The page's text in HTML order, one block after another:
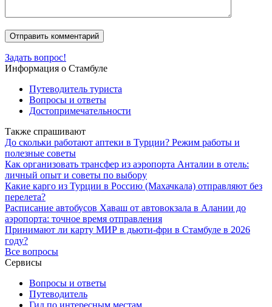
Задать вопрос!
Информация о Стамбуле
Путеводитель туриста
Вопросы и ответы
Достопримечательности
Также спрашивают
До скольки работают аптеки в Турции? Режим работы и
полезные советы
Как организовать трансфер из аэропорта Анталии в отель:
личный опыт и советы по выбору
Какие карго из Турции в Россию (Махачкала) отправляют без
перелета?
Расписание автобусов Хаваш от автовокзала в Алании до
аэропорта: точное время отправления
Принимают ли карту МИР в дьюти-фри в Стамбуле в 2026
году?
Все вопросы
Сервисы
Вопросы и ответы
Путеводитель
Гид по интересным местам